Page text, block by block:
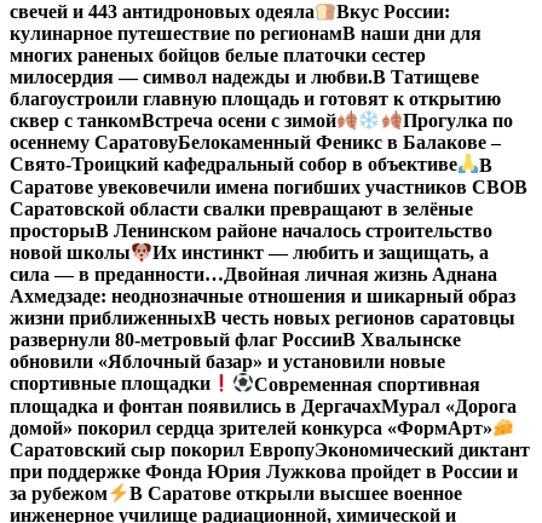
свечей и 443 антидроновых одеяла
Вкус России:
кулинарное путешествие по регионамВ наши дни для
многих раненых бойцов белые платочки сестер
милосердия — символ надежды и любви.В Татищеве
благоустроили главную площадь и готовят к открытию
сквер с танкомВстреча осени с зимой
Прогулка по
осеннему СаратовуБелокаменный Феникс в Балакове –
Свято-Троицкий кафедральный собор в объективе
В
Саратове увековечили имена погибших участников СВОВ
Саратовской области свалки превращают в зелёные
просторыВ Ленинском районе началось строительство
новой школы
Их инстинкт — любить и защищать, а
сила — в преданности…Двойная личная жизнь Аднана
Ахмедзаде: неоднозначные отношения и шикарный образ
жизни приближенныхВ честь новых регионов саратовцы
развернули 80-метровый флаг РоссииВ Хвалынске
обновили «Яблочный базар» и установили новые
спортивные площадки
Современная спортивная
площадка и фонтан появились в ДергачахМурал «Дорога
домой» покорил сердца зрителей конкурса «ФормАрт»
Саратовский сыр покорил ЕвропуЭкономический диктант
при поддержке Фонда Юрия Лужкова пройдет в России и
за рубежом
В Саратове открыли высшее военное
инженерное училище радиационной, химической и